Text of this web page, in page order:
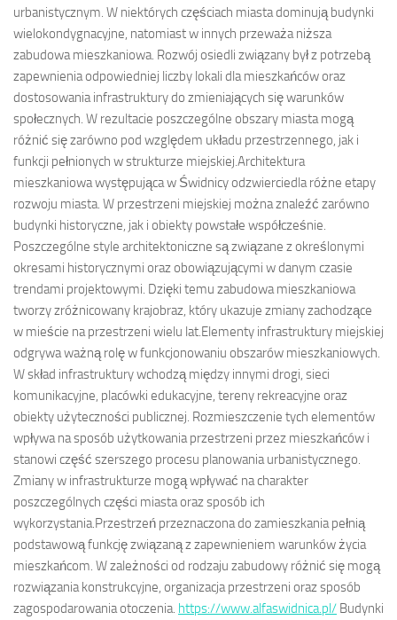
urbanistycznym. W niektórych częściach miasta dominują budynki
wielokondygnacyjne, natomiast w innych przeważa niższa
zabudowa mieszkaniowa. Rozwój osiedli związany był z potrzebą
zapewnienia odpowiedniej liczby lokali dla mieszkańców oraz
dostosowania infrastruktury do zmieniających się warunków
społecznych. W rezultacie poszczególne obszary miasta mogą
różnić się zarówno pod względem układu przestrzennego, jak i
funkcji pełnionych w strukturze miejskiej.Architektura
mieszkaniowa występująca w Świdnicy odzwierciedla różne etapy
rozwoju miasta. W przestrzeni miejskiej można znaleźć zarówno
budynki historyczne, jak i obiekty powstałe współcześnie.
Poszczególne style architektoniczne są związane z określonymi
okresami historycznymi oraz obowiązującymi w danym czasie
trendami projektowymi. Dzięki temu zabudowa mieszkaniowa
tworzy zróżnicowany krajobraz, który ukazuje zmiany zachodzące
w mieście na przestrzeni wielu lat.Elementy infrastruktury miejskiej
odgrywa ważną rolę w funkcjonowaniu obszarów mieszkaniowych.
W skład infrastruktury wchodzą między innymi drogi, sieci
komunikacyjne, placówki edukacyjne, tereny rekreacyjne oraz
obiekty użyteczności publicznej. Rozmieszczenie tych elementów
wpływa na sposób użytkowania przestrzeni przez mieszkańców i
stanowi część szerszego procesu planowania urbanistycznego.
Zmiany w infrastrukturze mogą wpływać na charakter
poszczególnych części miasta oraz sposób ich
wykorzystania.Przestrzeń przeznaczona do zamieszkania pełnią
podstawową funkcję związaną z zapewnieniem warunków życia
mieszkańcom. W zależności od rodzaju zabudowy różnić się mogą
rozwiązania konstrukcyjne, organizacja przestrzeni oraz sposób
zagospodarowania otoczenia. https://www.alfaswidnica.pl/ Budynki